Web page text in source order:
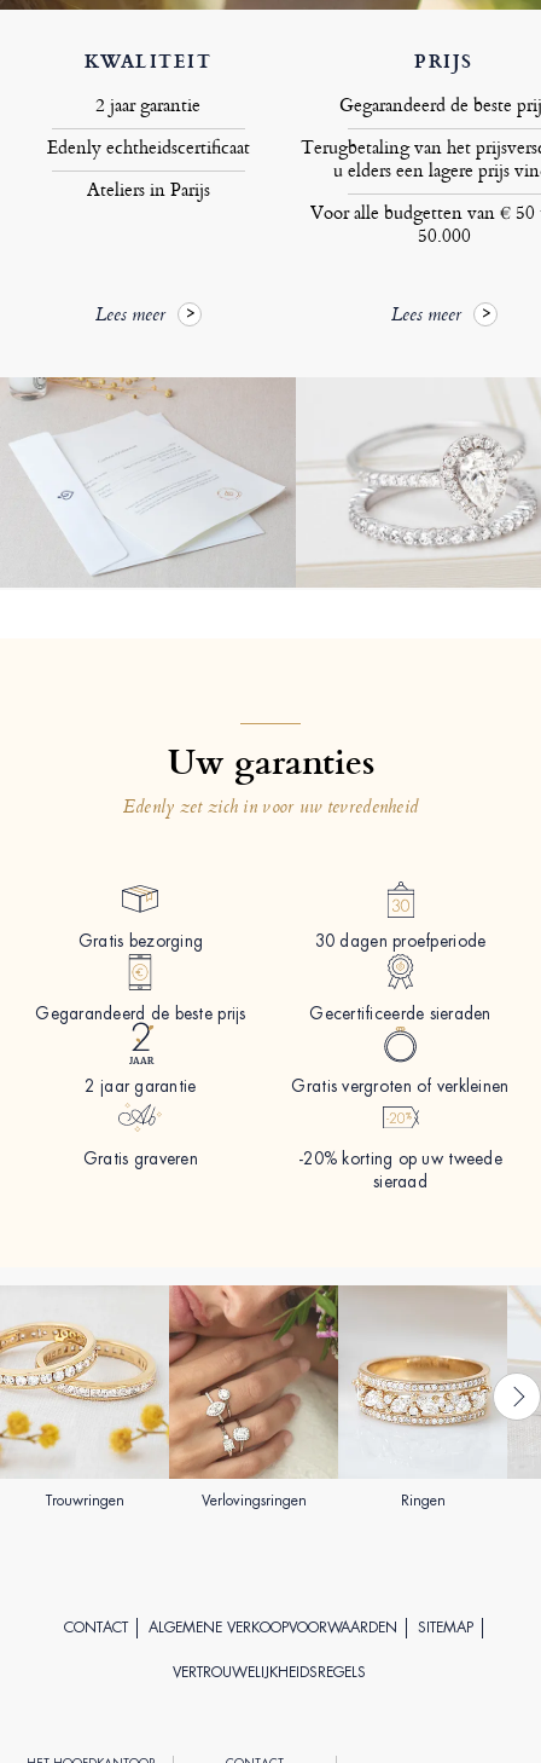
KWALITEIT
2 jaar garantie
Edenly echtheidscertificaat
Ateliers in Parijs
Lees meer
PRIJS
Gegarandeerd de beste
Terugbetaling van het
u elders een lagere prijs
Voor alle budgetten van €
50.000
Lees meer
Uw garanties
Edenly zet zich in voor uw tevredenheid
Gratis bezorging 30 dagen proefperiode
Gegarandeerd de beste prijs Gecertificeerde sieraden
2 jaar garantie Gratis vergroten of verkleinen
Gratis graveren
-20% korting op uw tweede
sieraad
Trouwringen Verlovingsringen Ringen
CONTACT ALGEMENE VERKOOPVOORWAARDEN SITEMAP
VERTROUWELIJKHEIDSREGELS